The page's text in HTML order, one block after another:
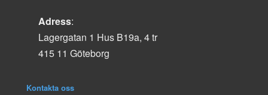
Adress:
Lagergatan 1 Hus B19a, 4 tr
415 11 Göteborg
Kontakta oss